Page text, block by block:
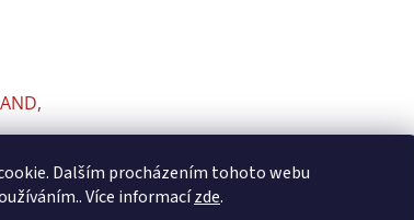
Dalším procházením tohoto webu
Více informacízde.
Do košíku